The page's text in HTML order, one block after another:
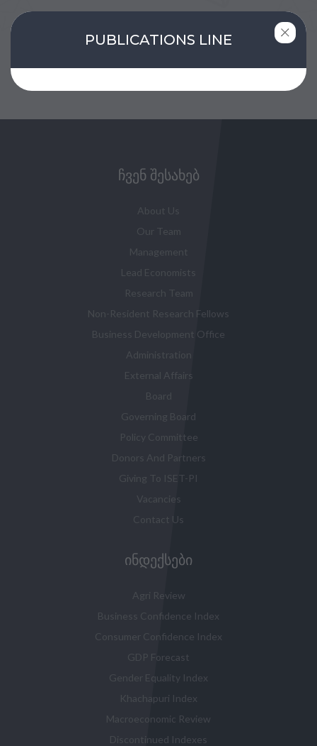
PUBLICATIONS LINE
შეავსე ფორმა
ᲩᲕᲔᲜ ᲨᲔᲡᲐᲮᲔᲑ
About Us
Our Team
Management
Lead Economists
Research Team
Non-Resident Research Fellows
Business Development Office
Administration
External Affairs
Board
Governing Board
Policy Committee
Donors And Partners
Giving To ISET-PI
Vacancies
Contact Us
ᲘᲜᲓᲔᲥᲡᲔᲑᲘ
Agri Review
Business Confidence Index
Consumer Confidence Index
GDP Forecast
Gender Equality Index
Khachapuri Index
Macroeconomic Review
Discontinued Indexes